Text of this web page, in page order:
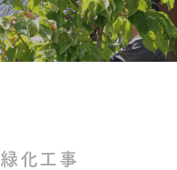
緑化工事